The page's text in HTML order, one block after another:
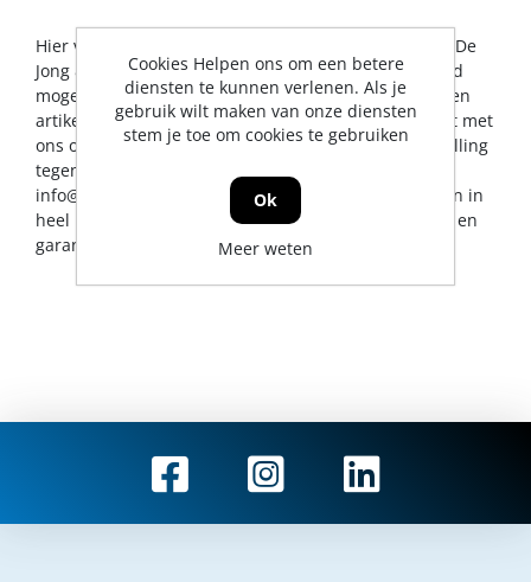
Hier vindt u alles op het gebied van kitgereedschap. De
Jong & Roos BV probeert u op dit gebied een zo breed
mogelijk assortiment aan te bieden. Mocht er toch een
artikel ontbreken, dan kunt u natuurlijk altijd contact met
ons opnemen voor een vakkundig advies en/of bestelling
tegen een scherpe prijs. U kunt ons bereiken via
info@jrs.nl
of telefonisch op 0224-273327. Wij leveren in
heel Nederland, uiteraard met professionele service en
garantievoorwaarden.
Cookies Helpen ons om een betere
diensten te kunnen verlenen. Als je
gebruik wilt maken van onze diensten
stem je toe om cookies te gebruiken
Ok
Meer weten